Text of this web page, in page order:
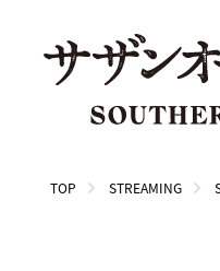
TOP STREAMING